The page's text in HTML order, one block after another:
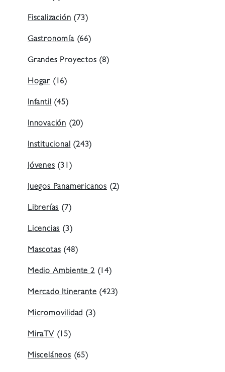
Fiscalización(73)
Gastronomía(66)
Grandes Proyectos(8)
Hogar (16)
Infantil(45)
Innovación (20)
Institucional(243)
Jóvenes(31)
Juegos Panamericanos (2)
Librerías(7)
Licencias(3)
Mascotas(48)
Medio Ambiente 2(14)
Mercado Itinerante(423)
Micromovilidad(3)
MiraTV(15)
Misceláneos(65)